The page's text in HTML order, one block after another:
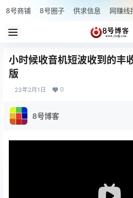
8号商铺 8号圈子 供求信息 网赚线
小时候收音机短波收到的丰
版
23年2月1日 0
8号博客